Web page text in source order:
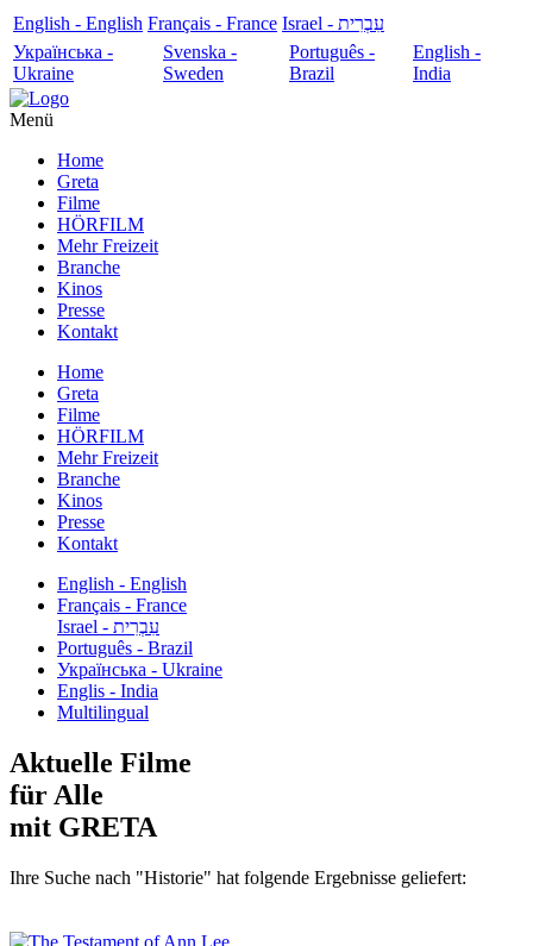
English - English Français - France
עִבְרִית - Israel
Українська -
Ukraine
Svenska -
Sweden
Português -
Brazil
English -
India
Menü
Home
Greta
Filme
HÖRFILM
Mehr Freizeit
Branche
Kinos
Presse
Kontakt
Home
Greta
Filme
HÖRFILM
Mehr Freizeit
Branche
Kinos
Presse
Kontakt
English - English
Français - France
עִבְרִית - Israel
Português - Brazil
Українська - Ukraine
Englis - India
Multilingual
Aktuelle Filme
für Alle
mit GRETA
Ihre Suche nach "Historie" hat folgende Ergebnisse geliefert: